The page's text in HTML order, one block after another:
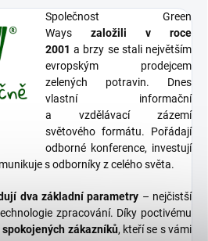
Společnost Green
Ways založili v roce
2001 a brzy se stali největším
evropským prodejcem
zelených potravin. Dnes
vlastní informační
a vzdělávací zázemí
světového formátu. Pořádají
odborné konference, investují
s odborníky z celého světa.
dva základní parametry – nejčistší
zpracování. Díky poctivému
zákazníků, kteří se s vámi